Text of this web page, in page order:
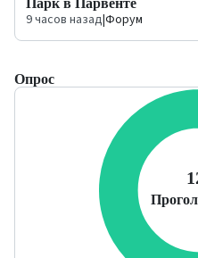
9 часов назад|Форум
Опрос